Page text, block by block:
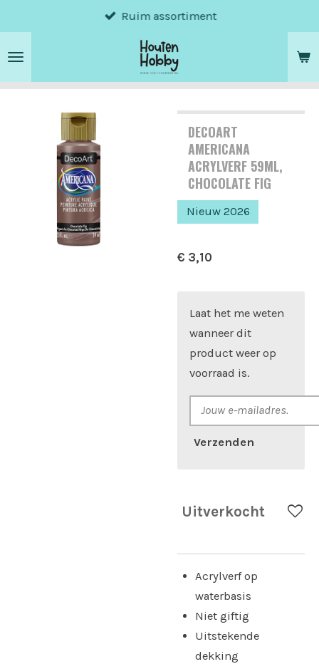
direct
naar
Ruim assortiment
DECOART
AMERICANA
ACRYLVERF 59ML,
CHOCOLATE FIG
Nieuw 2026
€ 3,10
Laat het me weten
wanneer dit
product weer op
voorraad is.
Verzenden
Uitverkocht
Acrylverf op
waterbasis
Niet giftig
Uitstekende
dekking